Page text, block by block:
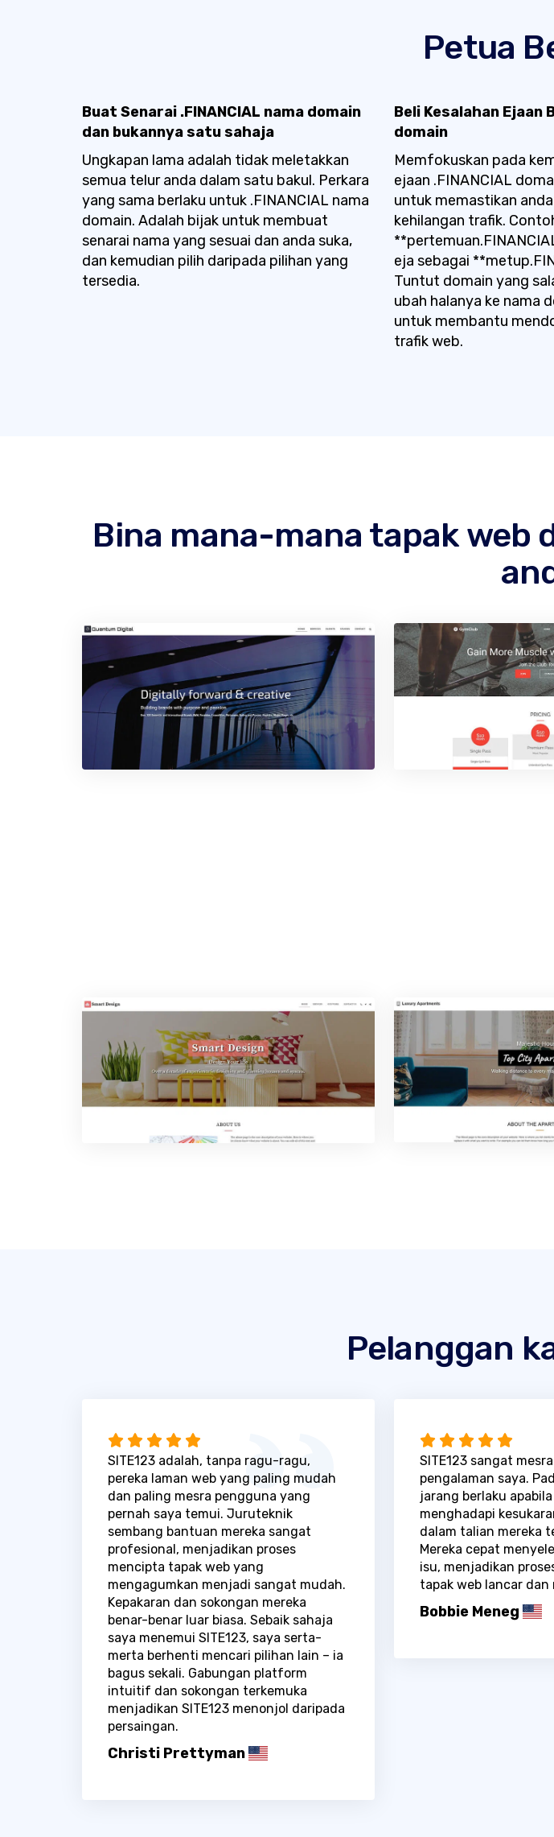
Petua
Buat Senarai .FINANCIAL nama domain
dan bukannya satu sahaja
Ungkapan lama adalah tidak meletakkan
semua telur anda dalam satu bakul. Perkara
yang sama berlaku untuk .FINANCIAL nama
domain. Adalah bijak untuk membuat
senarai nama yang sesuai dan anda suka,
dan kemudian pilih daripada pilihan yang
tersedia.
Beli Kesalahan Ejaan
domain
Memfokuskan pada
ejaan .FINANCIAL
untuk memastikan
kehilangan trafik.
eja sebagai
Tuntut domain yang
ubah halanya ke nama
untuk membantu
trafik web.
Bina mana-mana tapak web
Pelanggan
SITE123 adalah, tanpa ragu-ragu,
pereka laman web yang paling mudah
dan paling mesra pengguna yang
pernah saya temui. Juruteknik
sembang bantuan mereka sangat
profesional, menjadikan proses
mencipta tapak web yang
mengagumkan menjadi sangat mudah.
Kepakaran dan sokongan mereka
benar-benar luar biasa. Sebaik sahaja
saya menemui SITE123, saya serta-
merta berhenti mencari pilihan lain – ia
bagus sekali. Gabungan platform
intuitif dan sokongan terkemuka
menjadikan SITE123 menonjol daripada
persaingan.
Christi Prettyman
SITE123 sangat
pengalaman saya.
jarang berlaku
menghadapi
dalam talian mereka
Mereka cepat
isu, menjadikan
tapak web lancar dan
Bobbie Meneg